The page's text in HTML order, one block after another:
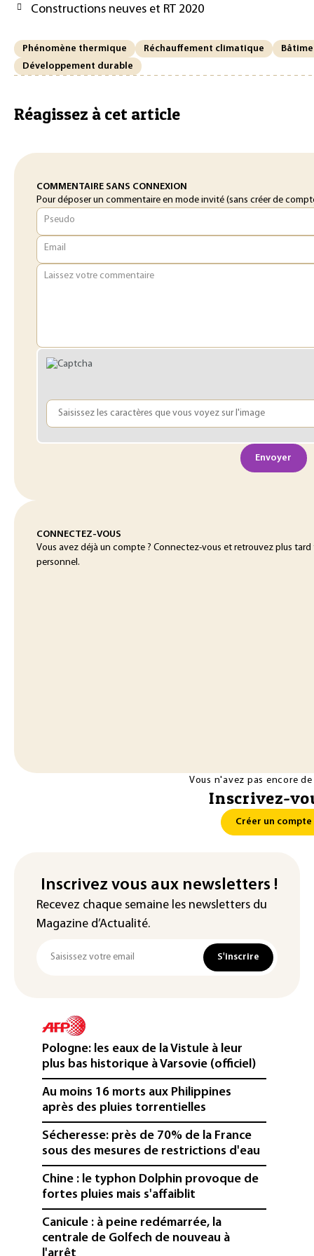
Constructions neuves et RT 2020
Phénomène thermique Réchauffement climatique
Développement durable
Réagissez à cet article
COMMENTAIRE SANS CONNEXION
Pour déposer un commentaire en mode invité (sans créer de
Pseudo
Email
Laissez votre commentaire
Envoyer
CONNECTEZ-VOUS
Vous avez déjà un compte ? Connectez-vous et retrouvez plus
personnel.
Vous n'avez pas encore
Inscrivez-
Créer un compte
Inscrivez vous aux newsletters !
Recevez chaque semaine les newsletters du
Magazine d’Actualité.
S'inscrire
Pologne: les eaux de la Vistule à leur
plus bas historique à Varsovie (officiel)
Au moins 16 morts aux Philippines
après des pluies torrentielles
Sécheresse: près de 70% de la France
sous des mesures de restrictions d'eau
Chine : le typhon Dolphin provoque de
fortes pluies mais s'affaiblit
Canicule : à peine redémarrée, la
centrale de Golfech de nouveau à